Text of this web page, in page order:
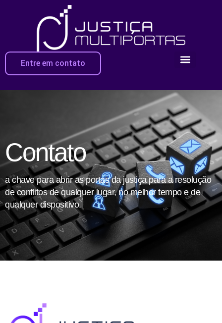
Entre em contato
Contato
a chave para abrir as portas da justiça para a resolução
de conflitos de qualquer lugar, no melhor tempo e de
qualquer dispositivo.